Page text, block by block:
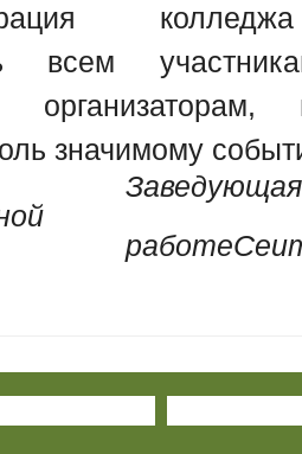
всем
значимому